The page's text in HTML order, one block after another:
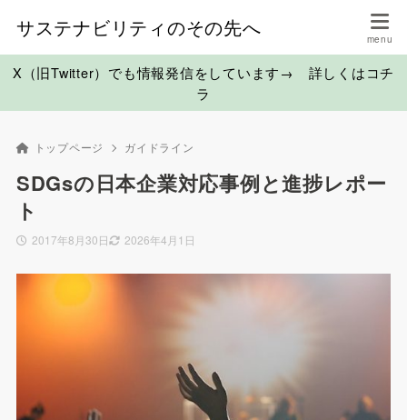
サステナビリティのその先へ
X（旧Twitter）でも情報発信をしています→ 詳しくはコチ
ラ
トップページ ガイドライン
SDGsの日本企業対応事例と進捗レポー
ト
2017年8月30日 2026年4月1日